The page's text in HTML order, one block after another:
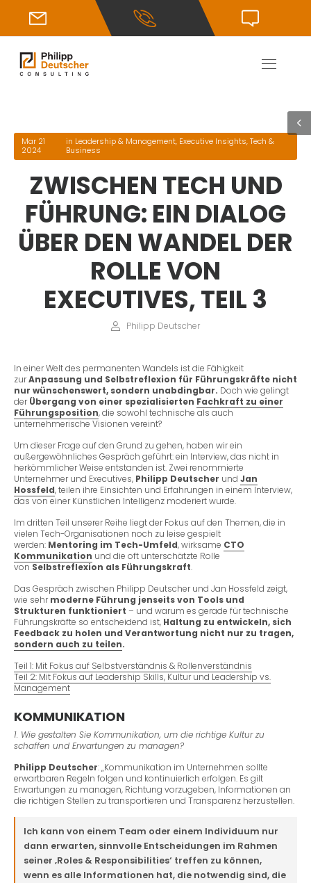
Mar 21
2024
in Leadership & Management, Executive Insights,Tech &
Business
ZWISCHEN TECH UND
FÜHRUNG: EIN DIALOG
ÜBER DEN WANDEL DER
ROLLE VON
EXECUTIVES, TEIL 3
Philipp Deutscher
In einer Welt des permanenten Wandels ist die Fähigkeit
zurAnpassung und Selbstreflexion für Führungskräfte nicht
nur wünschenswert, sondern unabdingbar. Doch wie gelingt
derÜbergang von einer spezialisierten Fachkraft zu einer
Führungsposition, die sowohl technische als auch
unternehmerische Visionen vereint?
Um dieser Frage auf den Grund zu gehen, haben wir ein
außergewöhnliches Gespräch geführt: ein Interview, das nicht in
herkömmlicher Weise entstanden ist. Zwei renommierte
Unternehmer und Executives, Philipp Deutscher und Jan
Hossfeld, teilen ihre Einsichten und Erfahrungen in einem Interview,
das von einer Künstlichen Intelligenz moderiert wurde.
Im dritten Teil unserer Reihe liegt der Fokus auf den Themen, die in
vielen Tech-Organisationen noch zu leise gespielt
werden: Mentoring im Tech-Umfeld, wirksame CTO
Kommunikation und die oft unterschätzte Rolle
von Selbstreflexion als Führungskraft.
Das Gespräch zwischen Philipp Deutscher und Jan Hossfeld zeigt,
wie sehrmoderne Führung jenseits von Tools und
Strukturen funktioniert – und warum es gerade für technische
Führungskräfte so entscheidend ist, Haltung zu entwickeln, sich
Feedback zu holen und Verantwortung nicht nur zu tragen,
sondern auch zu teilen.
Teil 1: Mit Fokus auf Selbstverständnis & Rollenverständnis
Teil 2: Mit Fokus auf Leadership Skills, Kultur und Leadership vs.
Management
KOMMUNIKATION
1. Wie gestalten Sie Kommunikation, um die richtige Kultur zu
schaffen und Erwartungen zu managen?
Philipp Deutscher: „Kommunikation im Unternehmen sollte
erwartbaren Regeln folgen und kontinuierlich erfolgen. Es gilt
Erwartungen zu managen, Richtung vorzugeben, Informationen an
die richtigen Stellen zu transportieren und Transparenz herzustellen.
Ich kann von einem Team oder einem Individuum nur
dann erwarten, sinnvolle Entscheidungen im Rahmen
seiner ‚Roles & Responsibilities‘ treffen zu können,
wenn es alle Informationen hat, die notwendig sind, die